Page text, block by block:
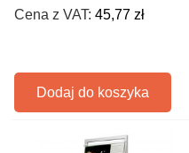
Cena z VAT:45,77 zł
Dodaj do koszyka